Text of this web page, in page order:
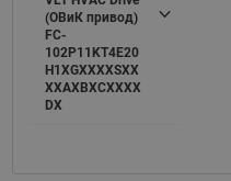
(ОВиК привод)
FC-
102P11KT4E20
H1XGXXXXSXX
XXAXBXCXXXX
DX